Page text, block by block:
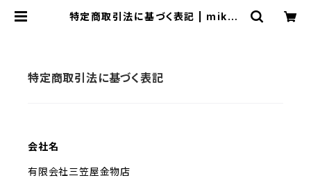
特定商取引法に基づく表記 | mikas
特定商取引法に基づく表記
会社名
有限会社三笠屋金物店